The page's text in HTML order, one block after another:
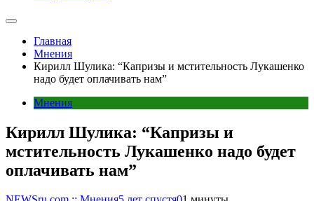
Главная
Мнения
Кирилл Шулика: “Капризы и мстительность Лукашенко
надо будет оплачивать нам”
Мнения
Кирилл Шулика: “Капризы и
мстительность Лукашенко надо будет
оплачивать нам”